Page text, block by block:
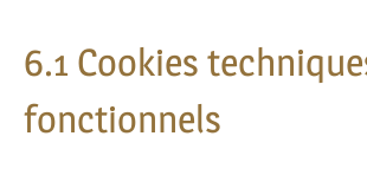
6.1 Cookies
fonctionnels